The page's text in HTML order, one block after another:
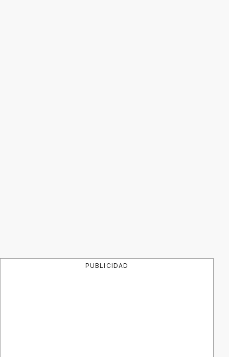
PUBLICIDAD